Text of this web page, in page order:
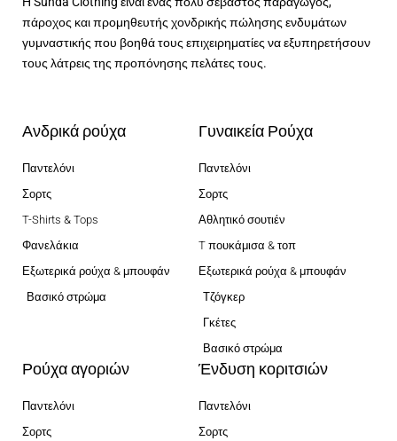
πάροχος και προμηθευτής χονδρικής πώλησης ενδυμάτων
γυμναστικής που βοηθά τους επιχειρηματίες να εξυπηρετήσουν
τους λάτρεις της προπόνησης πελάτες τους.
Ανδρικά ρούχα
Παντελόνι
Σορτς
T-Shirts & Tops
Φανελάκια
Εξωτερικά ρούχα & μπουφάν
Βασικό στρώμα
Γυναικεία Ρούχα
Παντελόνι
Σορτς
Αθλητικό σουτιέν
T πουκάμισα & τοπ
Εξωτερικά ρούχα & μπουφάν
Τζόγκερ
Γκέτες
Βασικό στρώμα
Ρούχα αγοριών
Παντελόνι
Σορτς
Ένδυση κοριτσιών
Παντελόνι
Σορτς